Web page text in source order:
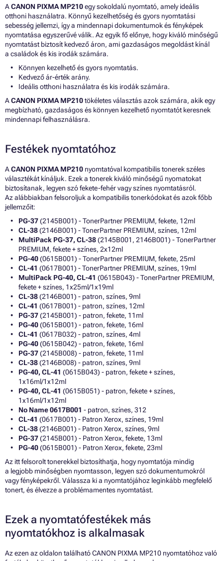
ACANON PIXMA MP210egy sokoldalú nyomtató, amely ideális
otthoni használatra. Könnyű kezelhetőség és gyors nyomtatási
sebesség jellemzi, így a mindennapi dokumentumok és fényképek
nyomtatása egyszerűvé válik. Az egyik fő előnye, hogy kiváló minőségű
nyomtatást biztosít kedvező áron, ami gazdaságos megoldást kínál
a családok és kis irodák számára.
Könnyen kezelhető és gyors nyomtatás.
Kedvező ár-érték arány.
Ideális otthoni használatra és kis irodák számára.
ACANON PIXMA MP210tökéletes választás azok számára, akik egy
megbízható, gazdaságos és könnyen kezelhető nyomtatót keresnek
mindennapi felhasználásra.
Festékek nyomtatóhoz
ACANON PIXMA MP210 nyomtatóval kompatibilis tonerek széles
választékát kínáljuk. Ezek a tonerek kiváló minőségű nyomatokat
biztosítanak, legyen szó fekete-fehér vagy színes nyomtatásról.
Az alábbiakban felsoroljuk a kompatibilis tonerkódokat és azok főbb
jellemzőit:
PG-37(2145B001) - TonerPartner PREMIUM, fekete, 12ml
CL-38(2146B001) - TonerPartner PREMIUM, színes, 12ml
MultiPack PG-37, CL-38(2145B001, 2146B001) - TonerPartner
PREMIUM, fekete + színes, 2x12ml
PG-40(0615B001) - TonerPartner PREMIUM, fekete, 25ml
CL-41 (0617B001) - TonerPartner PREMIUM, színes, 19ml
MultiPack PG-40, CL-41 (0615B043) - TonerPartner PREMIUM,
fekete + színes, 1x25ml/1x19ml
CL-38(2146B001) - patron, színes, 9ml
CL-41 (0617B001) - patron, színes, 12ml
PG-37(2145B001) - patron, fekete, 11ml
PG-40(0615B001) - patron, fekete, 16ml
CL-41 (0617B032) - patron, színes, 4ml
PG-40(0615B042) - patron, fekete, 16ml
PG-37(2145B008) - patron, fekete, 11ml
CL-38(2146B008) - patron, színes, 9ml
PG-40, CL-41 (0615B043) - patron, fekete + színes,
1x16ml/1x12ml
PG-40, CL-41 (0615B051) - patron, fekete + színes,
1x16ml/1x12ml
No Name 0617B001 - patron, színes, 312
CL-41 (0617B001) - Patron Xerox, színes, 19ml
CL-38(2146B001) - Patron Xerox, színes, 9ml
PG-37(2145B001) - Patron Xerox, fekete, 13ml
PG-40(0615B001) - Patron Xerox, fekete, 23ml
Az itt felsorolt tonerekkel biztosíthatja, hogy nyomtatója mindig
a legjobb minőségben nyomtasson, legyen szó dokumentumokról
vagy fényképekről. Válassza ki a nyomtatójához leginkább megfelelő
tonert, és élvezze a problémamentes nyomtatást.
Ezek a nyomtatófestékek más
nyomtatókhoz is alkalmasak
Az ezen az oldalon található CANON PIXMA MP210 nyomtatóhoz való